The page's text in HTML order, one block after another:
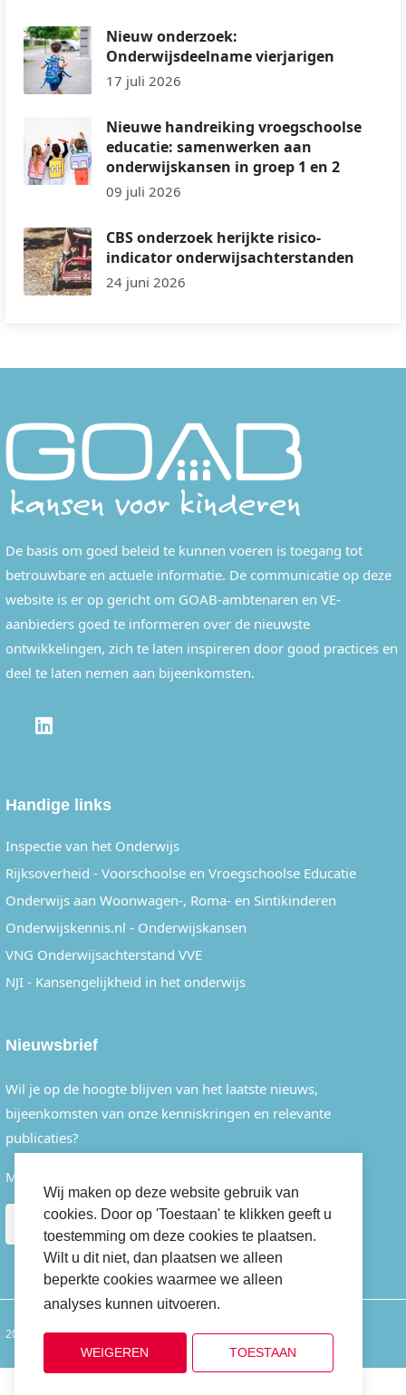
Wij maken op deze website gebruik van
cookies. Door op 'Toestaan' te klikken geeft u
toestemming om deze cookies te plaatsen.
Wilt u dit niet, dan plaatsen we alleen
beperkte cookies waarmee we alleen
analyses kunnen uitvoeren.
WEIGEREN TOESTAAN
Nieuw onderzoek:
Onderwijsdeelname vierjarigen
17 juli 2026
Nieuwe handreiking vroegschoolse
educatie: samenwerken aan
onderwijskansen in groep 1 en 2
09 juli 2026
CBS onderzoek herijkte risico-
indicator onderwijsachterstanden
24 juni 2026
De basis om goed beleid te kunnen voeren is toegang tot
betrouwbare en actuele informatie. De communicatie op deze
website is er op gericht om GOAB-ambtenaren en VE-
aanbieders goed te informeren over de nieuwste
ontwikkelingen, zich te laten inspireren door good practices en
deel te laten nemen aan bijeenkomsten.
Handige links
Inspectie van het Onderwijs
Rijksoverheid - Voorschoolse en Vroegschoolse Educatie
Onderwijs aan Woonwagen-, Roma- en Sintikinderen
Onderwijskennis.nl - Onderwijskansen
VNG Onderwijsachterstand VVE
NJI - Kansengelijkheid in het onderwijs
Nieuwsbrief
Wil je op de hoogte blijven van het laatste nieuws,
bijeenkomsten van onze kenniskringen en relevante
publicaties?
Meld je dan eenvoudig aan voor onze nieuwsbrief.
AANMELDEN
2022 © GOAB Disclaimer Privacybeleid Cookiebeleid